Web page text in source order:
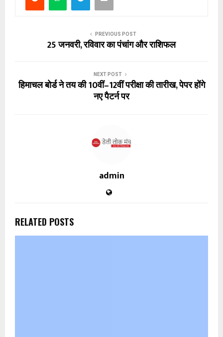
PREVIOUS POST
25 जनवरी, रविवार का पंचांग और राशिफल
NEXT POST
हिमाचल बोर्ड ने तय की 10वीं–12वीं परीक्षा की तारीख, पेपर होंगे
नए पैटर्न पर
admin
RELATED POSTS